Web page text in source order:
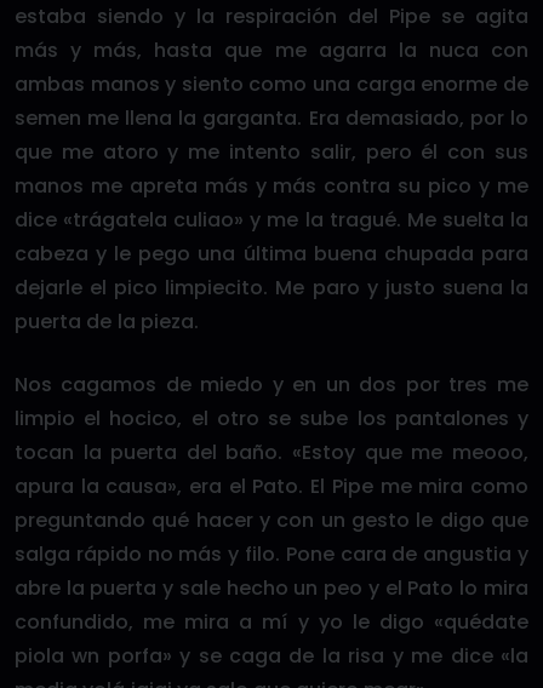
estaba siendo y la respiración del Pipe se agita
más y más, hasta que me agarra la nuca con
ambas manos y siento como una carga enorme de
semen me llena la garganta. Era demasiado, por lo
que me atoro y me intento salir, pero él con sus
manos me apreta más y más contra su pico y me
dice «trágatela culiao» y me la tragué. Me suelta la
cabeza y le pego una última buena chupada para
dejarle el pico limpiecito. Me paro y justo suena la
puerta de la pieza.
Nos cagamos de miedo y en un dos por tres me
limpio el hocico, el otro se sube los pantalones y
tocan la puerta del baño. «Estoy que me meooo,
apura la causa», era el Pato. El Pipe me mira como
preguntando qué hacer y con un gesto le digo que
salga rápido no más y filo. Pone cara de angustia y
abre la puerta y sale hecho un peo y el Pato lo mira
confundido, me mira a mí y yo le digo «quédate
piola wn porfa» y se caga de la risa y me dice «la